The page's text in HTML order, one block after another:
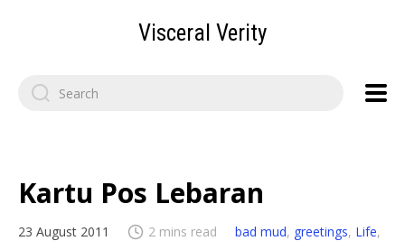
Visceral Verity
Search
for:
Kartu Pos Lebaran
23 August 2011 2 mins read bad mud, greetings, Life,